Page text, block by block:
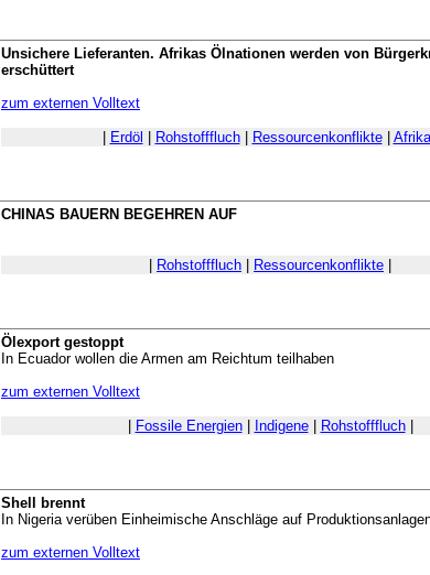
Unsichere Lieferanten. Afrikas Ölnationen werden von
erschüttert
zum externen Volltext
Erdöl Rohstofffluch| Ressourcenkonflikte| Afrika
CHINAS BAUERN BEGEHREN AUF
Rohstofffluch Ressourcenkonflikte
Ölexport gestoppt
In Ecuador wollen die Armen am Reichtum teilhaben
zum externen Volltext
Fossile Energien| Indigene| Rohstofffluch|
Shell brennt
In Nigeria verüben Einheimische Anschläge auf
zum externen Volltext